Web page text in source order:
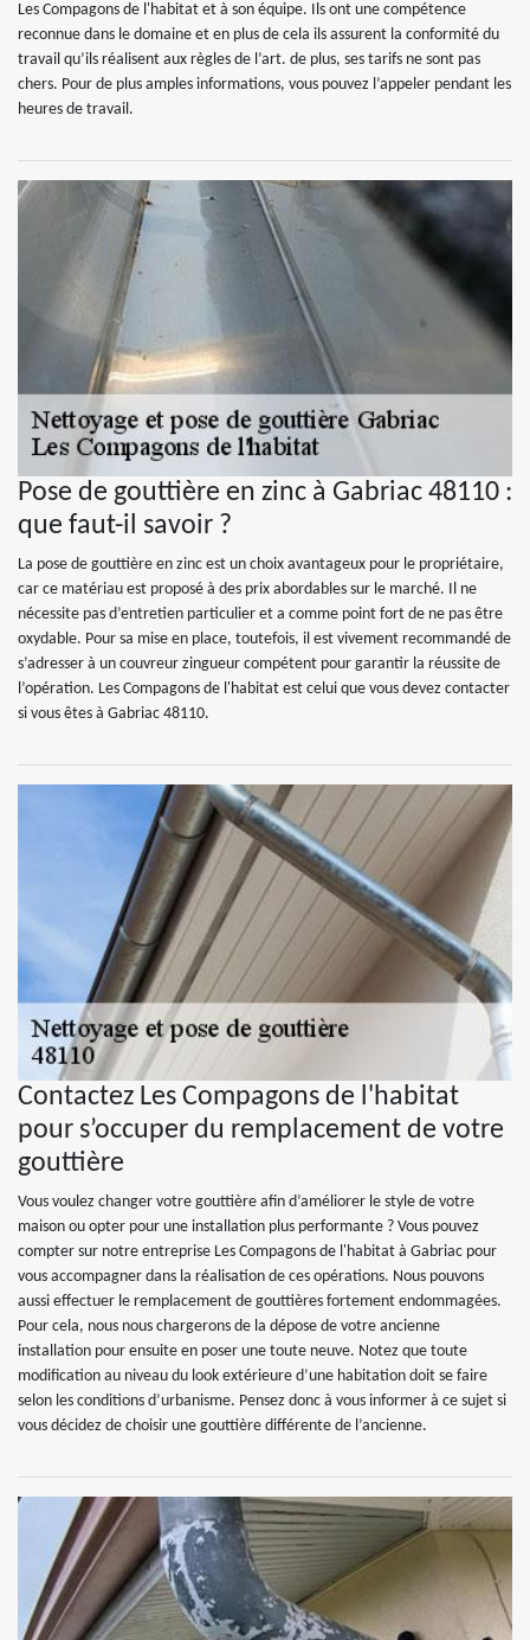
Les Compagons de l'habitat et à son équipe. Ils ont une compétence
reconnue dans le domaine et en plus de cela ils assurent la conformité du
travail qu’ils réalisent aux règles de l’art. de plus, ses tarifs ne sont pas
chers. Pour de plus amples informations, vous pouvez l’appeler pendant les
heures de travail.
Pose de gouttière en zinc à Gabriac 48110 :
que faut-il savoir ?
La pose de gouttière en zinc est un choix avantageux pour le propriétaire,
car ce matériau est proposé à des prix abordables sur le marché. Il ne
nécessite pas d’entretien particulier et a comme point fort de ne pas être
oxydable. Pour sa mise en place, toutefois, il est vivement recommandé de
s’adresser à un couvreur zingueur compétent pour garantir la réussite de
l’opération. Les Compagons de l'habitat est celui que vous devez contacter
si vous êtes à Gabriac 48110.
Contactez Les Compagons de l'habitat
pour s’occuper du remplacement de votre
gouttière
Vous voulez changer votre gouttière afin d’améliorer le style de votre
maison ou opter pour une installation plus performante ? Vous pouvez
compter sur notre entreprise Les Compagons de l'habitat à Gabriac pour
vous accompagner dans la réalisation de ces opérations. Nous pouvons
aussi effectuer le remplacement de gouttières fortement endommagées.
Pour cela, nous nous chargerons de la dépose de votre ancienne
installation pour ensuite en poser une toute neuve. Notez que toute
modification au niveau du look extérieure d’une habitation doit se faire
selon les conditions d’urbanisme. Pensez donc à vous informer à ce sujet si
vous décidez de choisir une gouttière différente de l’ancienne.